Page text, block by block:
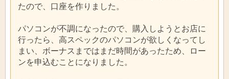
たので、口座を作りました。
パソコンが不調になったので、購入しようとお店に
行ったら、高スペックのパソコンが欲しくなってし
まい、ボーナスまではまだ時間があったため、ロー
ンを申込むことになりました。